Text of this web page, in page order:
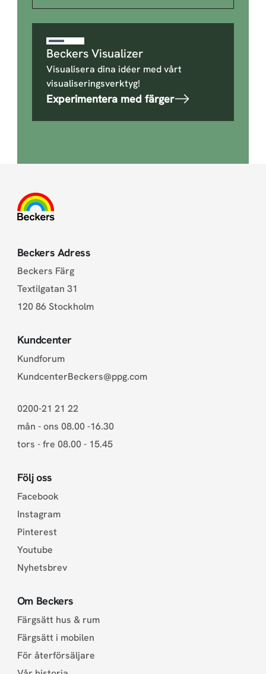
Beckers Visualizer
Visualisera dina idéer med vårt
visualiseringsverktyg!
Experimentera med färger
Beckers Adress
Beckers Färg
Textilgatan 31
120 86 Stockholm
Kundcenter
Kundforum
KundcenterBeckers@ppg.com
0200-21 21 22
mån - ons 08.00 -16.30
tors - fre 08.00 - 15.45
Följ oss
Facebook
Instagram
Pinterest
Youtube
Nyhetsbrev
Om Beckers
Färgsätt hus & rum
Färgsätt i mobilen
För återförsäljare